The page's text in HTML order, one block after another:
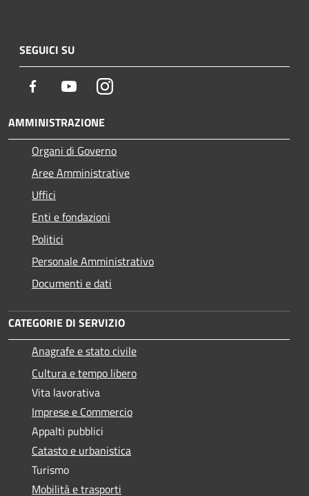
SEGUICI SU
Facebook YoutubeInstagram
AMMINISTRAZIONE
Organi di Governo
Aree Amministrative
Uffici
Enti e fondazioni
Politici
Personale Amministrativo
Documenti e dati
CATEGORIE DI SERVIZIO
Anagrafe e stato civile
Cultura e tempo libero
Vita lavorativa
Imprese e Commercio
Appalti pubblici
Catasto e urbanistica
Turismo
Mobilità e trasporti